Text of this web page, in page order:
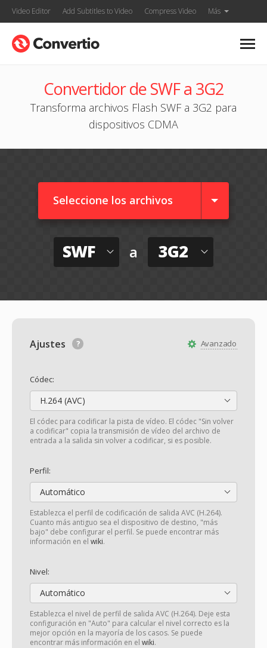
Video Editor Add Subtitles to Video Compress Video Más
Convertidor de SWF a 3G2
Transforma archivos Flash SWF a 3G2 para
dispositivos CDMA
Seleccione los archivos
SWF a 3G2
Avanzado
Ajustes
Códec:
H.264 (AVC)
El códec para codificar la pista de vídeo. El códec "Sin volver
a codificar" copia la transmisión de vídeo del archivo de
entrada a la salida sin volver a codificar, si es posible.
Perfil:
Automático
Establezca el perfil de codificación de salida AVC (H.264).
Cuanto más antiguo sea el dispositivo de destino, "más
bajo" debe configurar el perfil. Se puede encontrar más
información en el wiki.
Nivel:
Automático
Establezca el nivel de perfil de salida AVC (H.264). Deje esta
configuración en "Auto" para calcular el nivel correcto es la
mejor opción en la mayoría de los casos. Se puede
encontrar más información en el wiki.